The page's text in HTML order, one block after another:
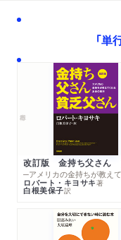
Unit 18 The number of
（海外から来ている学
Unit 19 Tell you what,
line camera
（こうしよう、もし私
Unit 20 The future is in
「単
ロバート・キヨサキ著
白根美保子訳